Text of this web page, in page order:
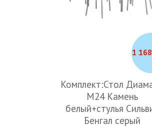
1
Комплект:Стол
М24 Камень
белый+стулья
Бенгал серый